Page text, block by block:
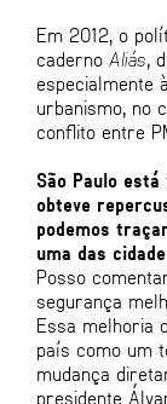
Em 2012, o
caderno Aliás,
especialmente
urbanismo, no
conflito entre
São Paulo
obteve
podemos
uma das
Posso
segurança
Essa melhoria
país como um
mudança
presidente